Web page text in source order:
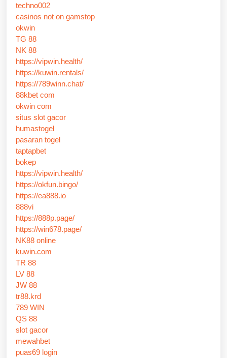
techno002
casinos not on gamstop
okwin
TG 88
NK 88
https://vipwin.health/
https://kuwin.rentals/
https://789winn.chat/
88kbet com
okwin com
situs slot gacor
humastogel
pasaran togel
taptapbet
bokep
https://vipwin.health/
https://okfun.bingo/
https://ea888.io
888vi
https://888p.page/
https://win678.page/
NK88 online
kuwin.com
TR 88
LV 88
JW 88
tr88.krd
789 WIN
QS 88
slot gacor
mewahbet
puas69 login